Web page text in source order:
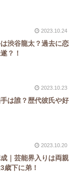
2023.10.24
渋谷龍太？過去に恋
？！
2023.10.23
は誰？歴代彼氏や好
2023.10.20
｜芸能界入りは両親
歳下に弟！